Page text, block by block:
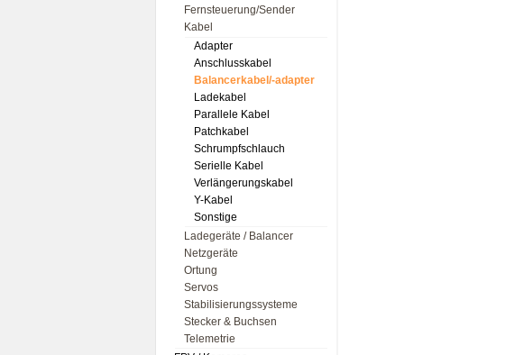
Fernsteuerung/Sender
Kabel
Adapter
Anschlusskabel
Balancerkabel/-adapter
Ladekabel
Parallele Kabel
Patchkabel
Schrumpfschlauch
Serielle Kabel
Verlängerungskabel
Y-Kabel
Sonstige
Ladegeräte / Balancer
Netzgeräte
Ortung
Servos
Stabilisierungssysteme
Stecker & Buchsen
Telemetrie